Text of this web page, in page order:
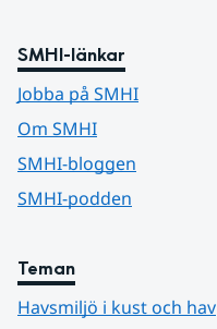
SMHI-länkar
Jobba på SMHI
Om SMHI
SMHI-bloggen
SMHI-podden
Teman
Havsmiljö i kust och hav